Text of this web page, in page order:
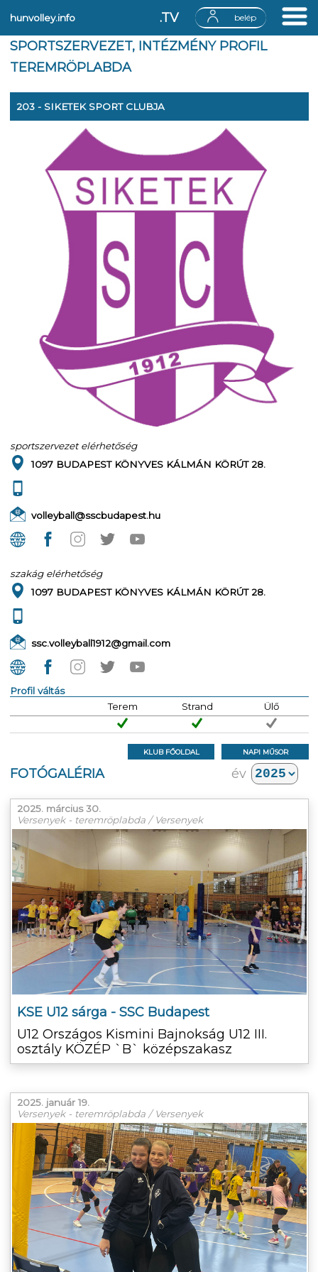
hunvolley.info .TV belép
SPORTSZERVEZET, INTÉZMÉNY PROFIL
TEREMRÖPLABDA
203 - SIKETEK SPORT CLUBJA
sportszervezet elérhetőség
1097 BUDAPEST KÖNYVES KÁLMÁN KÖRÚT 28.
volleyball@sscbudapest.hu
szakág elérhetőség
1097 BUDAPEST KÖNYVES KÁLMÁN KÖRÚT 28.
ssc.volleyball1912@gmail.com
Profil váltás
Terem
Strand Ülő
KLUB FŐOLDAL NAPI MŰSOR
FOTÓGALÉRIA év
2025. március 30.
Versenyek - teremröplabda / Versenyek
KSE U12 sárga - SSC Budapest
U12 Országos Kismini Bajnokság U12 III.
osztály KÖZÉP `B` középszakasz
2025. január 19.
Versenyek - teremröplabda / Versenyek